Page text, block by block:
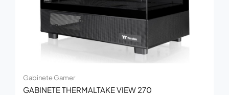
Gabinete Gamer
GABINETE THERMALTAKE VIEW 270